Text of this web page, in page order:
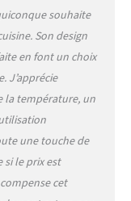
éviter que
ne
mains.
】Ce
n’est pas
lavabo, mais
travail
Avec
découper
intérieur et
vous
souhaite
Son design
en font un choix
J’apprécie
la température, un
une touche de
si le prix est
cet